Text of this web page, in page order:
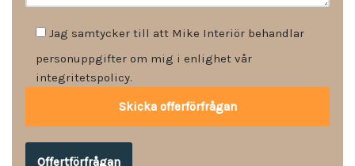
Jag samtycker till att Mike Interiör behandlar
personuppgifter om mig i enlighet vår
integritetspolicy.
Offertförfrågan